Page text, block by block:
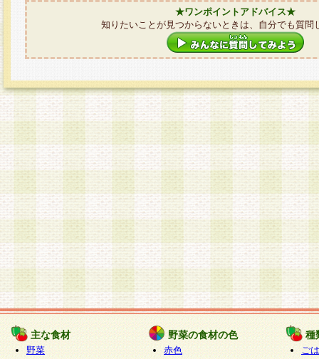
★ワンポイントアドバイス★
知りたいことが見つからないときは、自分でも質問
主な食材
野菜
野菜の食材の色
赤色
種
ご